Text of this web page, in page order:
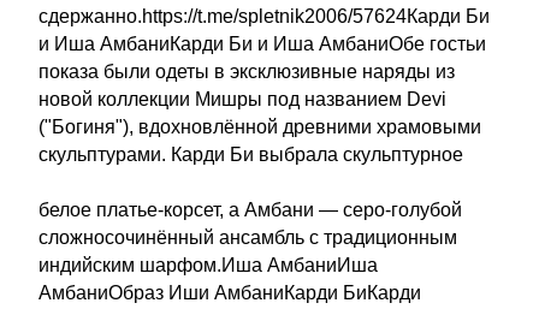
сдержанно.https://t.me/spletnik2006/57624Карди Би
и Иша АмбаниКарди Би и Иша АмбаниОбе гостьи
показа были одеты в эксклюзивные наряды из
новой коллекции Мишры под названием Devi
("Богиня"), вдохновлённой древними храмовыми
скульптурами. Карди Би выбрала скульптурное
белое платье-корсет, а Амбани — серо-голубой
сложносочинённый ансамбль с традиционным
индийским шарфом.Иша АмбаниИша
АмбаниОбраз Иши АмбаниКарди БиКарди